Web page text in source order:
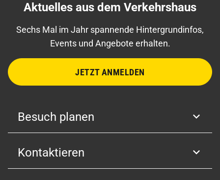
Aktuelles aus dem Verkehrshaus
Sechs Mal im Jahr spannende Hintergrundinfos,
Events und Angebote erhalten.
JETZT ANMELDEN
Besuch planen
Kontaktieren